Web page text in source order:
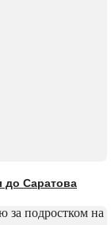
до Саратова